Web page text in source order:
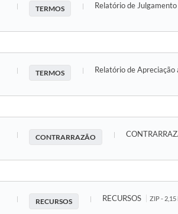
TERMOS Relatório de
TERMOS Relatório de Apreciação
CONTRARRAZÃO
RECURSOS RECURSOS ZIP - 2,15